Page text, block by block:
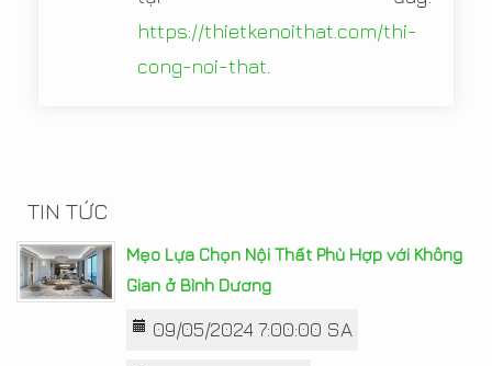
https://thietkenoithat.com/thi-
cong-noi-that
TIN TỨC
Mẹo Lựa Chọn Nội Thất Phù Hợp với Không
Gian ở Bình Dương
09/05/2024 7:00:00 SA